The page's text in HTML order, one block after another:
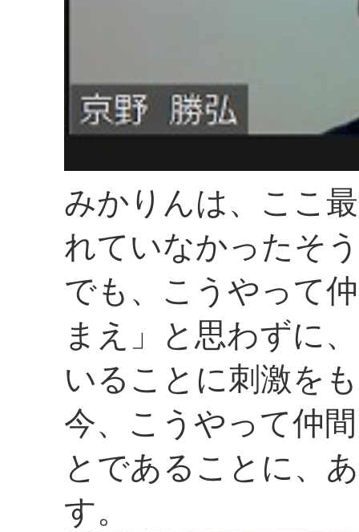
みかりんは、ここ
れていなかったそ
でも、こうやって
まえ」と思わずに
いることに刺激を
今、こうやって仲
とであることに、
す。